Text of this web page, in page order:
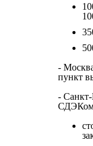
-
пункт
- Санкт-